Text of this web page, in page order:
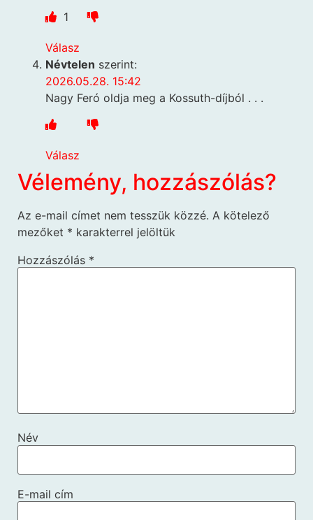
1
Válasz
Névtelen szerint:
2026.05.28. 15:42
Nagy Feró oldja meg a Kossuth-díjból . . .
Válasz
Vélemény, hozzászólás?
Az e-mail címet nem tesszük közzé. A kötelező
mezőket * karakterrel jelöltük
Hozzászólás *
Név
E-mail cím